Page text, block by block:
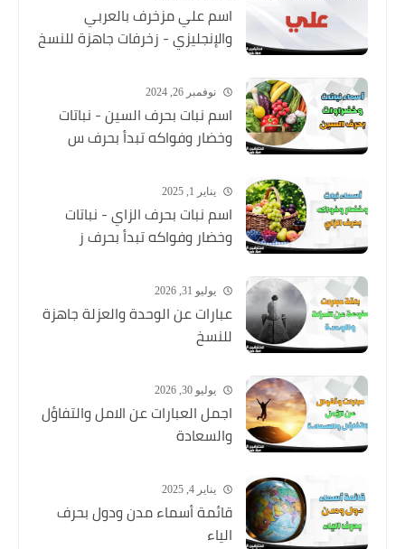
اسم علي مزخرف بالعربي
والإنجليزي - زخرفات جاهزة للنسخ
نوفمبر 26, 2024
اسم نبات بحرف السين - نباتات
وخضار وفواكه تبدأ بحرف س
يناير 1, 2025
اسم نبات بحرف الزاي - نباتات
وخضار وفواكه تبدأ بحرف ز
يوليو 31, 2026
عبارات عن الوحدة والعزلة جاهزة
للنسخ
يوليو 30, 2026
اجمل العبارات عن الامل والتفاؤل
والسعادة
يناير 4, 2025
قائمة أسماء مدن ودول بحرف
الياء